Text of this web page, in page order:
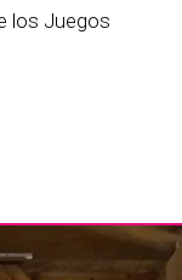
los Juegos